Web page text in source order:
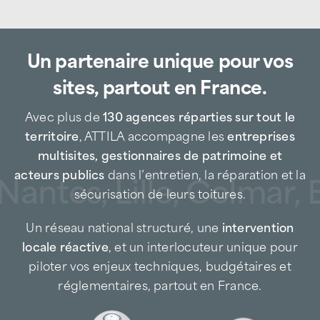
avenue des Mondaults à Floirac,
accompagne les entreprises, industries,
plateformes logistiques, gestionnaires de
patrimoine, collectivités et particuliers pour
tous leurs besoins en maintenance,
réparation et sécurisation de toiture.
Entreprise de toiture de proximité sur la rive
droite bordelaise, nous intervenons
rapidement à Floirac et dans les communes
urgence, afin de limiter les risques
d’infiltration, de dégradation des bâtiments
et d’interruption d’activité.
Spécialiste de la maintenance toiture, ATTILA
Un partenaire unique pour vos
sites, partout en France.
Avec plus de130 agences réparties sur tout le
territoire, ATTILA accompagne lesentreprises
multisites, gestionnaires de patrimoine et
acteurs publicsdans l’entretien, la réparation et la
Un réseau national structuré, uneintervention
locale réactive, et un interlocuteur unique pour
piloter vos enjeux techniques, budgétaires et
Lille, Colmar,